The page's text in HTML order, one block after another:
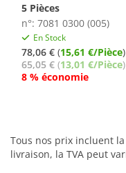
5 Pièces
n°: 7081 0300 (005)
En Stock
78,06 € (15,61 €/Pièce)
65,05 € (13,01 €/Pièce
8 % économie
Tous nos prix incluent
livraison, la TVA peut